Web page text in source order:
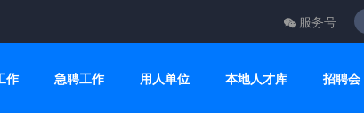
服务号
作 急聘工作 用人单位 本地人才库 招聘会